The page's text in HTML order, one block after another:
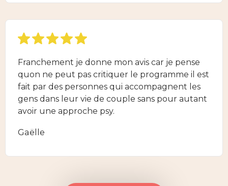
Franchement je donne mon avis car je pense
quon ne peut pas critiquer le programme il est
fait par des personnes qui accompagnent les
gens dans leur vie de couple sans pour autant
avoir une approche psy.
Gaëlle